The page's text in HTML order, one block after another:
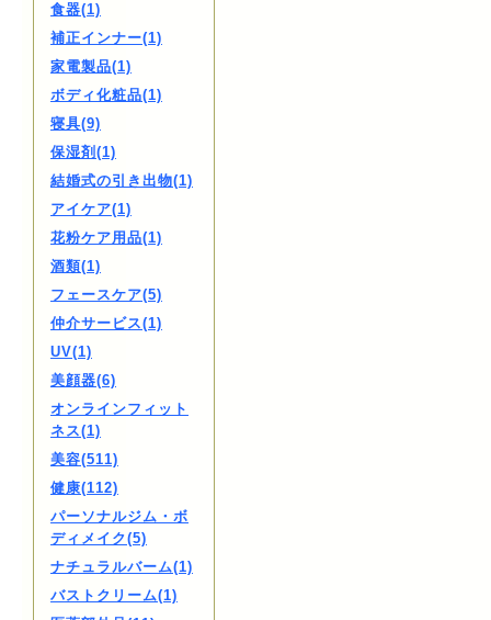
食器(1)
補正インナー(1)
家電製品(1)
ボディ化粧品(1)
寝具(9)
保湿剤(1)
結婚式の引き出物(1)
アイケア(1)
花粉ケア用品(1)
酒類(1)
フェースケア(5)
仲介サービス(1)
UV(1)
美顔器(6)
オンラインフィット
ネス(1)
美容(511)
健康(112)
パーソナルジム・ボ
ディメイク(5)
ナチュラルバーム(1)
バストクリーム(1)